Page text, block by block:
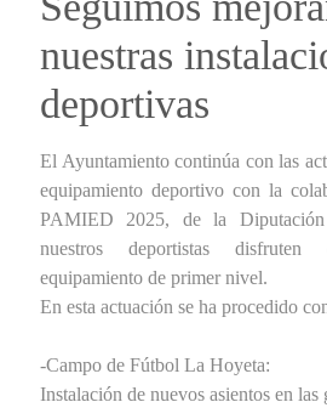
nuestras
deportivas
El Ayuntamiento continúa con las
equipamiento deportivo con la
PAMIED 2025, de la
nuestros deportistas
equipamiento de primer nivel.
En esta actuación se ha procedido
-Campo de Fútbol La Hoyeta:
Instalación de nuevos asientos en las